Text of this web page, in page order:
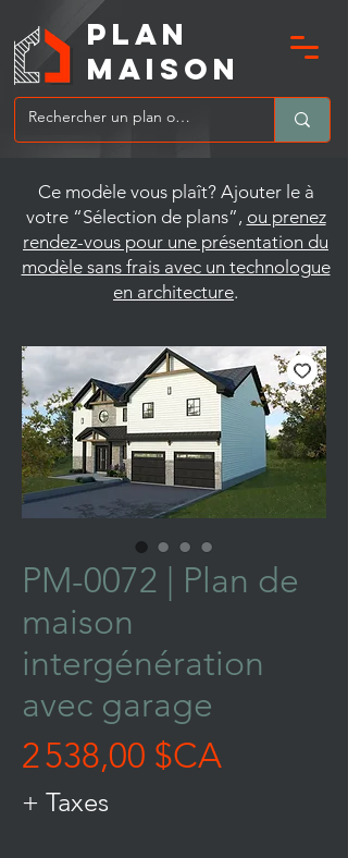
MAIsoN
PLAN
Ce modèle vous plaît? Ajouter le à
votre “Sélection de plans”, ou prenez
rendez-vous pour une présentation du
modèle sans frais avec un technologue
en architecture.
PM-0072 | Plan de
maison
intergénération
avec garage
2 538,00 $CAPrix
+ Taxes